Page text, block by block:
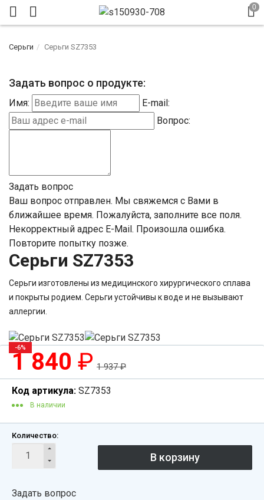
Серьги Серьги SZ7353
Задать вопрос о продукте:
Имя:
E-mail:
Вопрос:
Задать вопрос
Ваш вопрос отправлен. Мы свяжемся с Вами в
ближайшее время. Пожалуйста, заполните все поля.
Некорректный адрес E-Mail. Произошла ошибка.
Повторите попытку позже.
Серьги SZ7353
Серьги изготовлены из медицинского хирургического сплава
и покрыты родием. Серьги устойчивы к воде и не вызывают
аллергии.
-6%
1 840 ₽ 1 937₽
Код артикула: SZ7353
В наличии
Количество:
Задать вопрос